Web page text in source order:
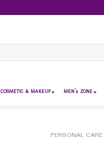
COSMETIC & MAKEUP MEN’s ZONE
PERSONAL CARE